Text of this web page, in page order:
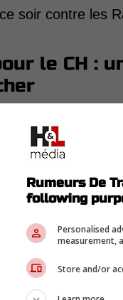
soir contre les
le CH :
équipes de
en compétition
Rumeurs De
following
Personalised
measurement,
Store and/or